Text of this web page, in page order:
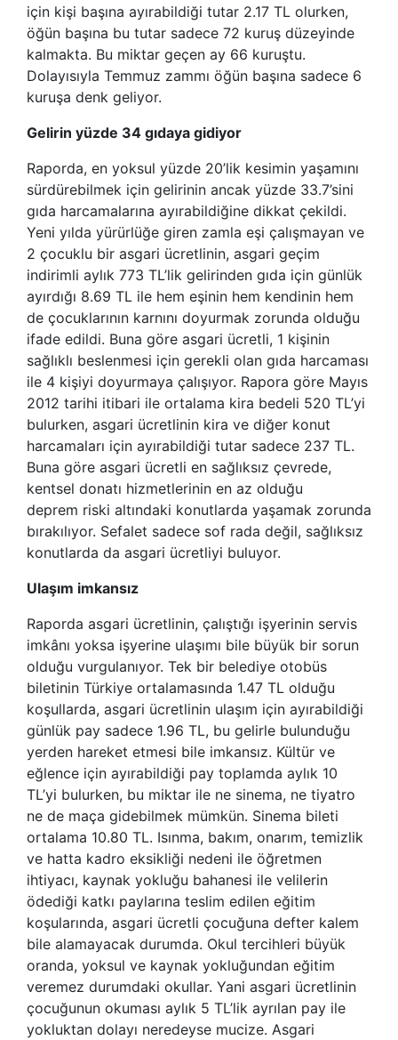
için kişi başına ayırabildiği tutar 2.17 TL olurken,
öğün başına bu tutar sadece 72 kuruş düzeyinde
kalmakta. Bu miktar geçen ay 66 kuruştu.
Dolayısıyla Temmuz zammı öğün başına sadece 6
kuruşa denk geliyor.
Gelirin yüzde 34 gıdaya gidiyor
Raporda, en yoksul yüzde 20’lik kesimin yaşamını
sürdürebilmek için gelirinin ancak yüzde 33.7’sini
gıda harcamalarına ayırabildiğine dikkat çekildi.
Yeni yılda yürürlüğe giren zamla eşi çalışmayan ve
2 çocuklu bir asgari ücretlinin, asgari geçim
indirimli aylık 773 TL’lik gelirinden gıda için günlük
ayırdığı 8.69 TL ile hem eşinin hem kendinin hem
de çocuklarının karnını doyurmak zorunda olduğu
ifade edildi. Buna göre asgari ücretli, 1 kişinin
sağlıklı beslenmesi için gerekli olan gıda harcaması
ile 4 kişiyi doyurmaya çalışıyor. Rapora göre Mayıs
2012 tarihi itibari ile ortalama kira bedeli 520 TL’yi
bulurken, asgari ücretlinin kira ve diğer konut
harcamaları için ayırabildiği tutar sadece 237 TL.
Buna göre asgari ücretli en sağlıksız çevrede,
kentsel donatı hizmetlerinin en az olduğu
deprem riski altındaki konutlarda yaşamak zorunda
bırakılıyor. Sefalet sadece sof rada değil, sağlıksız
konutlarda da asgari ücretliyi buluyor.
Ulaşım imkansız
Raporda asgari ücretlinin, çalıştığı işyerinin servis
imkânı yoksa işyerine ulaşımı bile büyük bir sorun
olduğu vurgulanıyor. Tek bir belediye otobüs
biletinin Türkiye ortalamasında 1.47 TL olduğu
koşullarda, asgari ücretlinin ulaşım için ayırabildiği
günlük pay sadece 1.96 TL, bu gelirle bulunduğu
yerden hareket etmesi bile imkansız. Kültür ve
eğlence için ayırabildiği pay toplamda aylık 10
TL’yi bulurken, bu miktar ile ne sinema, ne tiyatro
ne de maça gidebilmek mümkün. Sinema bileti
ortalama 10.80 TL. Isınma, bakım, onarım, temizlik
ve hatta kadro eksikliği nedeni ile öğretmen
ihtiyacı, kaynak yokluğu bahanesi ile velilerin
ödediği katkı paylarına teslim edilen eğitim
koşularında, asgari ücretli çocuğuna defter kalem
bile alamayacak durumda. Okul tercihleri büyük
oranda, yoksul ve kaynak yokluğundan eğitim
veremez durumdaki okullar. Yani asgari ücretlinin
çocuğunun okuması aylık 5 TL’lik ayrılan pay ile
yokluktan dolayı neredeyse mucize. Asgari